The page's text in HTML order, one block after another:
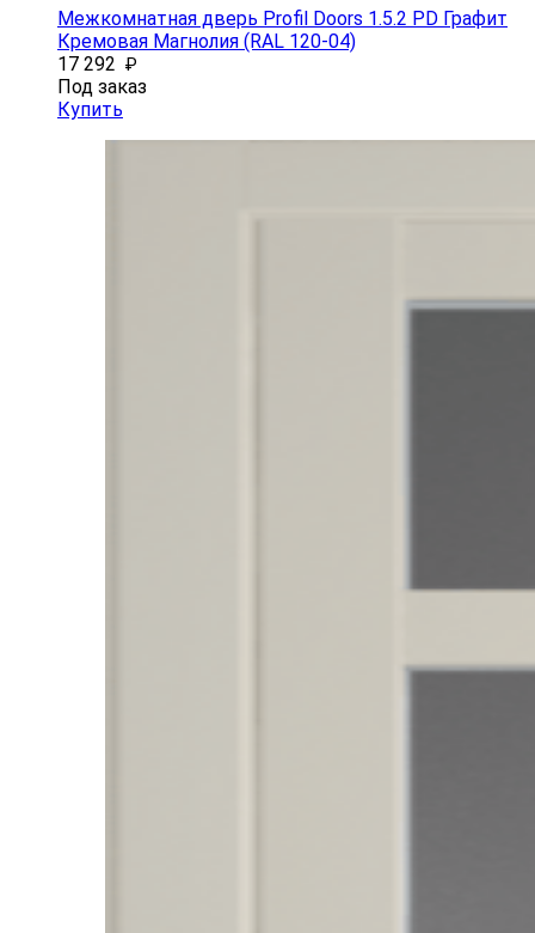
Межкомнатная дверь Profil Doors 1.5.2 PD Графит
Кремовая Магнолия (RAL 120-04)
17 292 ₽
Под заказ
Купить